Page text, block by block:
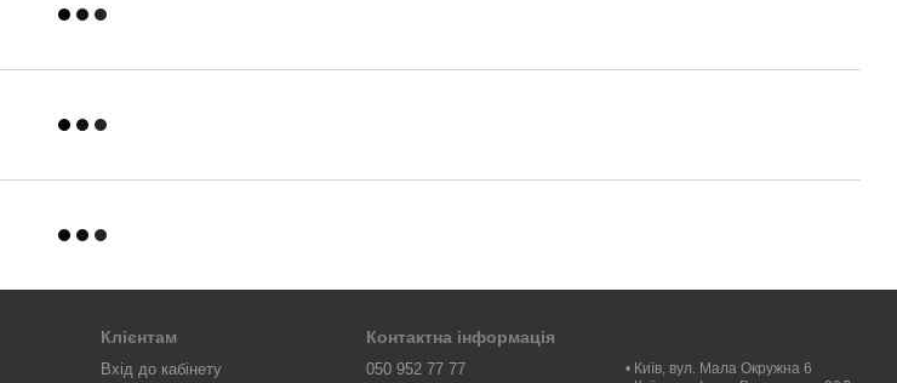
Клієнтам
Вхід до кабінету
Контактна інформація
050 952 77 77
• Київ, вул. Мала Окружна 6